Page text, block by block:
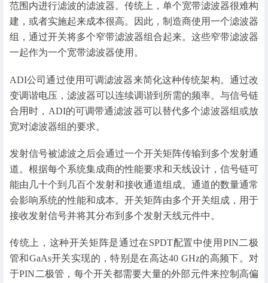
范围内进行滤波的滤波器。传统上，单个宽带滤波器很难构
建，或者实施起来成本很高。因此，制造商使用一个滤波器
组，通过开关将多个窄带滤波器组合起来。这些窄带滤波器
一起作为一个宽带滤波器使用。
ADI公司通过使用可调滤波器来简化这种传统架构。通过改
变调谐电压，滤波器可以连续调谐到所需的频率。与信号链
合用时，ADI的可调带通滤波器可以替代多个滤波器组或放
宽对滤波器组的要求。
发射信号被滤波之后会通过一个开关矩阵传输到多个发射通
道。根据每个系统集成商的性能要求和天线设计，信号链可
能由几十个到几百个发射和接收通道组成。通道的数量通常
会影响系统的性能和成本。开关矩阵由多个开关组成，用于
接收发射信号并将其分布到多个发射天线元件中。
传统上，这种开关矩阵是通过在SPDT配置中使用PIN二极
管和GaAs开关实现的，特别是在高达40 GHz的高频下。对
于PIN二极管，每个开关都需要大量的外部元件来控制高偏